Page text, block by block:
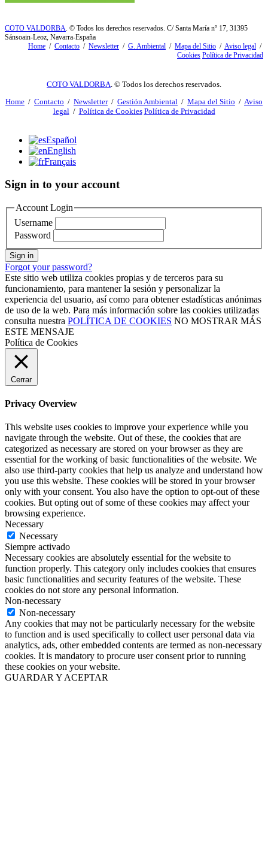
COTO VALDORBA . © Todos los derechos reservados. C/ Santa María nº 17, 31395
Sánsoain-Leoz, Navarra-España
Home / Contacto / Newsletter / G. Ambiental / Mapa del Sitio / Aviso legal /
Cookies Política de Privacidad
COTO VALDORBA . © Todos los derechos reservados.
Home / Contacto / Newsletter/ Gestión Ambiental / Mapa del Sitio / Aviso
legal / Política de Cookies Política de Privacidad
Español
English
Français
Sign in to your account
Account Login
Username
Password
Sign in
Forgot your password?
Este sitio web utiliza cookies propias y de terceros para su
funcionamiento, para mantener la sesión y personalizar la
experiencia del usuario, así como para obtener estadísticas anónimas
de uso de la web. Para más información sobre las cookies utilizadas
consulta nuestra POLÍTICA DE COOKIES NO MOSTRAR MÁS
ESTE MENSAJE
Política de Cookies
Cerrar
Privacy Overview
This website uses cookies to improve your experience while you
navigate through the website. Out of these, the cookies that are
categorized as necessary are stored on your browser as they are
essential for the working of basic functionalities of the website. We
also use third-party cookies that help us analyze and understand how
you use this website. These cookies will be stored in your browser
only with your consent. You also have the option to opt-out of these
cookies. But opting out of some of these cookies may affect your
browsing experience.
Necessary
Necessary
Siempre activado
Necessary cookies are absolutely essential for the website to
function properly. This category only includes cookies that ensures
basic functionalities and security features of the website. These
cookies do not store any personal information.
Non-necessary
Non-necessary
Any cookies that may not be particularly necessary for the website
to function and is used specifically to collect user personal data via
analytics, ads, other embedded contents are termed as non-necessary
cookies. It is mandatory to procure user consent prior to running
these cookies on your website.
GUARDAR Y ACEPTAR